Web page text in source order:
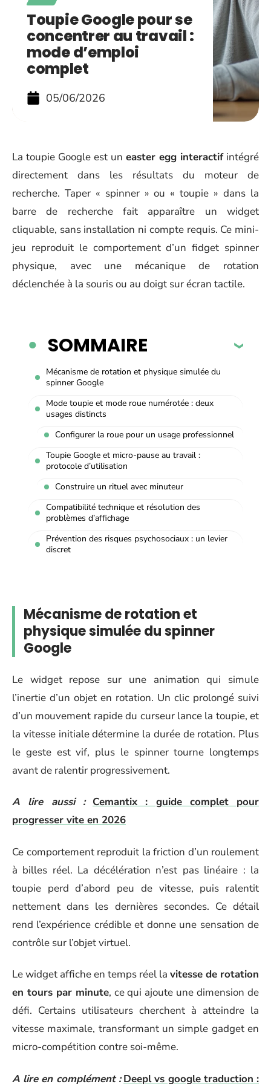
Toupie Google pour se
concentrer au travail :
mode d’emploi
complet
05/06/2026
La toupie Google est un easter egg interactifintégré
directement dans les résultats du moteur de
recherche. Taper « spinner » ou « toupie » dans la
barre de recherche fait apparaître un widget
cliquable, sans installation ni compte requis. Ce mini-
jeu reproduit le comportement d’un fidget spinner
physique, avec une mécanique de rotation
déclenchée à la souris ou au doigt sur écran tactile.
SOMMAIRE
Mécanisme de rotation et physique simulée du
spinner Google
Mode toupie et mode roue numérotée : deux
usages distincts
Configurer la roue pour un usage professionnel
Toupie Google et micro-pause au travail :
protocole d’utilisation
Construire un rituel avec minuteur
Compatibilité technique et résolution des
problèmes d’affichage
Prévention des risques psychosociaux : un levier
discret
Mécanisme de rotation et
physique simulée du spinner
Google
Le widget repose sur une animation qui simule
l’inertie d’un objet en rotation. Un clic prolongé suivi
d’un mouvement rapide du curseur lance la toupie, et
la vitesse initiale détermine la durée de rotation. Plus
le geste est vif, plus le spinner tourne longtemps
avant de ralentir progressivement.
A lire aussi : Cemantix : guide complet pour
progresser vite en 2026
Ce comportement reproduit la friction d’un roulement
à billes réel. La décélération n’est pas linéaire : la
toupie perd d’abord peu de vitesse, puis ralentit
nettement dans les dernières secondes. Ce détail
rend l’expérience crédible et donne une sensation de
contrôle sur l’objet virtuel.
Le widget affiche en temps réel la vitesse de rotation
en tours par minute, ce qui ajoute une dimension de
défi. Certains utilisateurs cherchent à atteindre la
vitesse maximale, transformant un simple gadget en
micro-compétition contre soi-même.
A lire en complément : Deepl vs google traduction :